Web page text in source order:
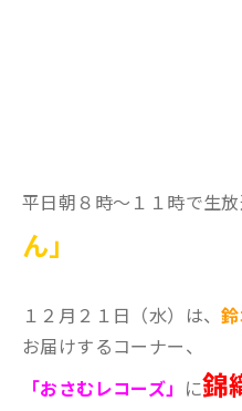
平日朝８時〜１１時で生
ん」
１２月２１日（水）は、
お届けするコーナー、
「おさむレコーズ」 に錦